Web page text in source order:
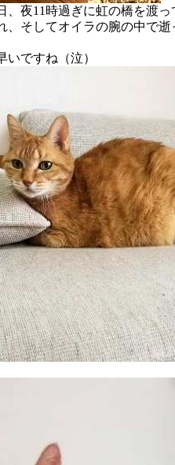
、夜11時過ぎに虹の橋を渡っ
、そしてオイラの腕の中で逝
いですね（泣）